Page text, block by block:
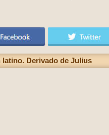
Derivado de Julius